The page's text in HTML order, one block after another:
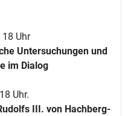
Uhr
Untersuchungen und
im Dialog
Uhr.
III. von Hachberg-